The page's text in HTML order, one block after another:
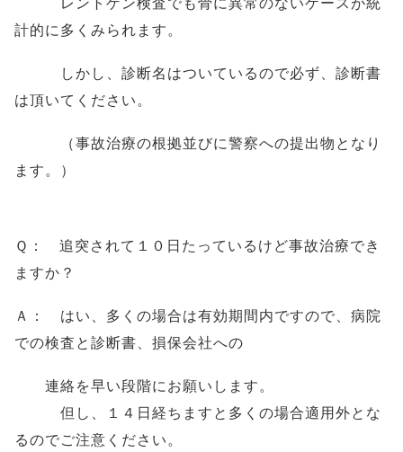
レントゲン検査でも骨に異常のないケースが統
計的に多くみられます。
しかし、診断名はついているので必ず、診断書
は頂いてください。
（事故治療の根拠並びに警察への提出物となり
ます。）
Ｑ： 追突されて１０日たっているけど事故治療でき
ますか？
Ａ： はい、多くの場合は有効期間内ですので、病院
での検査と診断書、損保会社への
連絡を早い段階にお願いします。
但し、１４日経ちますと多くの場合適用外とな
るのでご注意ください。